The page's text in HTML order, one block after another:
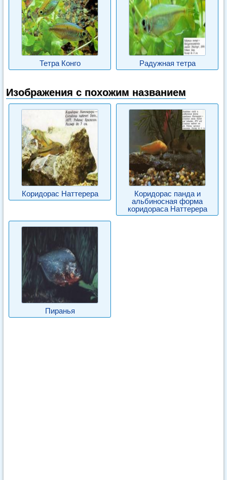
Тетра Конго Радужная тетра
Изображения с похожим названием
Коридорас Наттерера
Коридорас панда и
альбиносная форма
коридораса Наттерера
Пиранья